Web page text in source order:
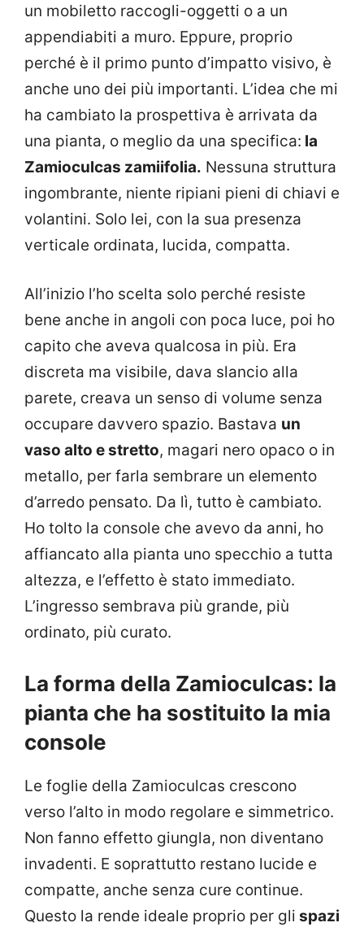
un mobiletto raccogli-oggetti o a un
appendiabiti a muro. Eppure, proprio
perché è il primo punto d’impatto visivo, è
anche uno dei più importanti. L’idea che mi
ha cambiato la prospettiva è arrivata da
una pianta, o meglio da una specifica: la
Zamioculcas zamiifolia. Nessuna struttura
ingombrante, niente ripiani pieni di chiavi e
volantini. Solo lei, con la sua presenza
verticale ordinata, lucida, compatta.
All’inizio l’ho scelta solo perché resiste
bene anche in angoli con poca luce, poi ho
capito che aveva qualcosa in più. Era
discreta ma visibile, dava slancio alla
parete, creava un senso di volume senza
occupare davvero spazio. Bastava un
vaso alto e stretto, magari nero opaco o in
metallo, per farla sembrare un elemento
d’arredo pensato. Da lì, tutto è cambiato.
Ho tolto la console che avevo da anni, ho
affiancato alla pianta uno specchio a tutta
altezza, e l’effetto è stato immediato.
L’ingresso sembrava più grande, più
ordinato, più curato.
La forma della Zamioculcas: la
pianta che ha sostituito la mia
console
Le foglie della Zamioculcas crescono
verso l’alto in modo regolare e simmetrico.
Non fanno effetto giungla, non diventano
invadenti. E soprattutto restano lucide e
compatte, anche senza cure continue.
Questo la rende ideale proprio per gli spazi